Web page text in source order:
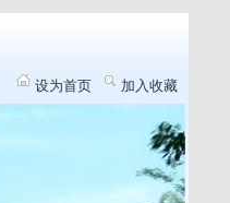
加入收藏
设为首页